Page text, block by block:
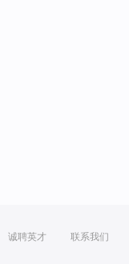
诚聘英才 联系我们